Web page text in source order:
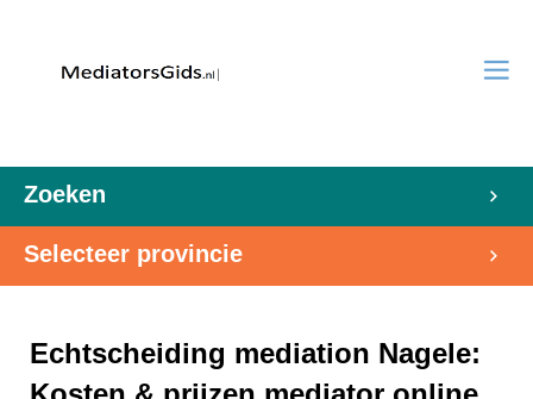
Zoeken
Selecteer provincie
Echtscheiding mediation Nagele: